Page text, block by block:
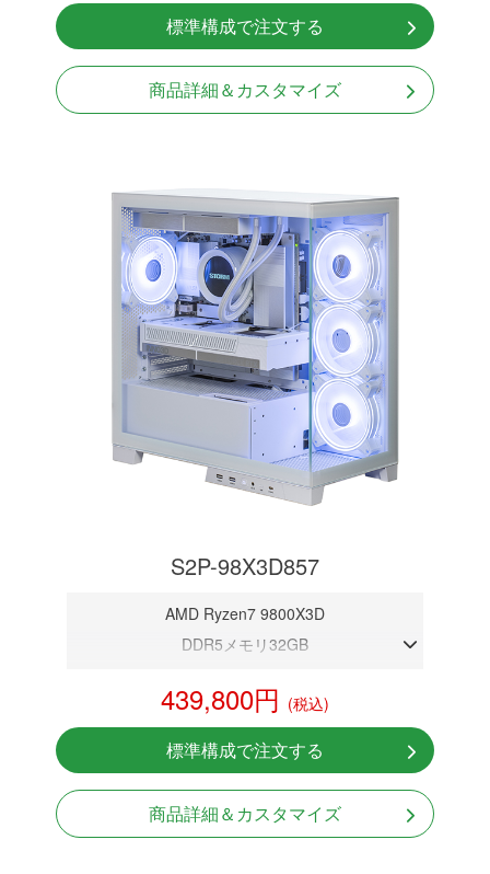
無線LAN Bluetooth対応
Windows11 Home 64bit
標準構成で注文する
商品詳細＆カスタマイズ
S2P-98X3D857
AMD Ryzen7 9800X3D
DDR5メモリ32GB
NVMeSSD 1TB
無線LAN Bluetooth対応
Windows11 Home 64bit
439,800円 (税込)
標準構成で注文する
商品詳細＆カスタマイズ